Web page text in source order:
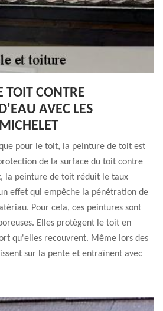
TOIT CONTRE
AVEC LES
pour le toit, la peinture de toit est
de la surface du toit contre
la peinture de toit réduit le taux
effet qui empêche la pénétration de
Pour cela, ces peintures sont
Elles protègent le toit en
qu'elles recouvrent. Même lors des
sur la pente et entraînent avec